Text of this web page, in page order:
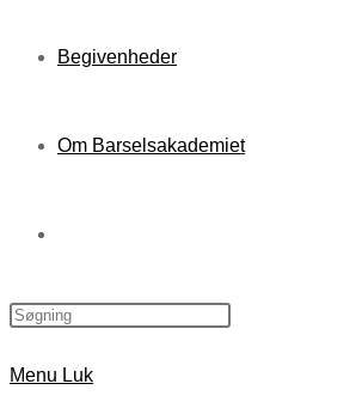
Begivenheder
Om Barselsakademiet
website
Menu Luk